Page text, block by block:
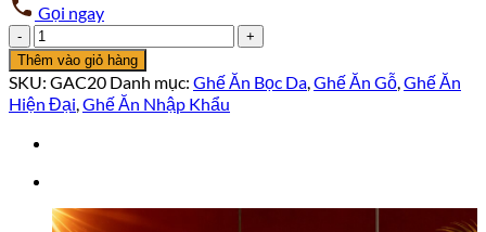
Gọi ngay
Ghế
Ăn
SKAGEN
-
Ghế
Ăn
Đại
Nhập
Khẩu
Thêm vào giỏ hàng
SKU: GAC20 Danh mục: Ghế Ăn Bọc Da,Ghế Ăn Gỗ,Ghế Ăn
Hiện Đại,Ghế Ăn Nhập Khẩu